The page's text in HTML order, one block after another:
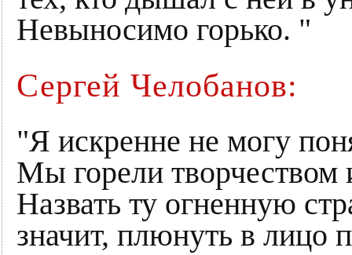
Невыносимо горько. "
Сергей Челобанов:
"Я искренне не могу
Мы горели творчеством
Назвать ту огненную
значит, плюнуть в лицо